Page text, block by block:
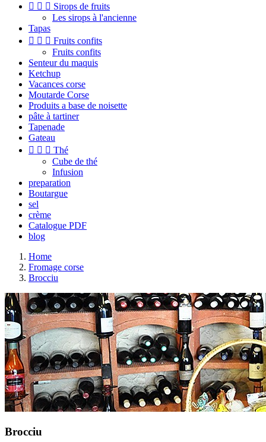
   Sirops de fruits
Les sirops à l'ancienne
Tapas
   Fruits confits
Fruits confits
Senteur du maquis
Ketchup
Vacances corse
Moutarde Corse
Produits a base de noisette
pâte à tartiner
Tapenade
Gateau
   Thé
Cube de thé
Infusion
preparation
Boutargue
sel
crème
Catalogue PDF
blog
Home
Fromage corse
Brocciu
Brocciu